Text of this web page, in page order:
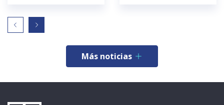
Más noticias